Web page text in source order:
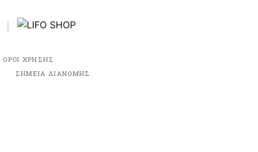
ΟΡΟΙ ΧΡΗΣΗΣ
ΣΗΜΕΙΑ ΔΙΑΝΟΜΗΣ